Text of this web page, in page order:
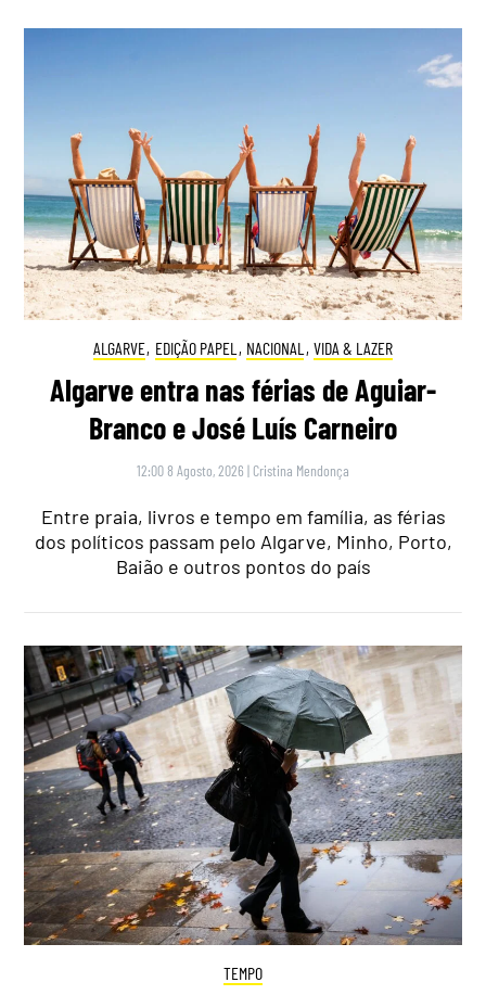
ALGARVE, EDIÇÃO PAPEL , NACIONAL , VIDA & LAZER
Algarve entra nas férias de Aguiar-
Branco e José Luís Carneiro
12:00 8 Agosto, 2026 | Cristina Mendonça
Entre praia, livros e tempo em família, as férias
dos políticos passam pelo Algarve, Minho, Porto,
Baião e outros pontos do país
TEMPO